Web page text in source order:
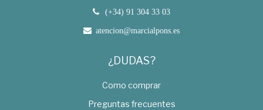
(+34) 91 304 33 03
atencion@marcialpons.es
¿DUDAS?
Como comprar
Preguntas frecuentes